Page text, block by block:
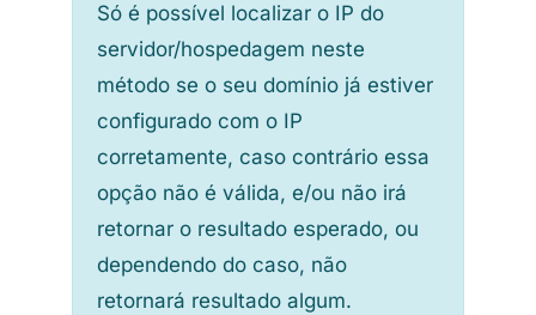
Só é possível localizar o IP do
servidor/hospedagem neste
método se o seu domínio já estiver
configurado com o IP
corretamente, caso contrário essa
opção não é válida, e/ou não irá
retornar o resultado esperado, ou
dependendo do caso, não
retornará resultado algum.